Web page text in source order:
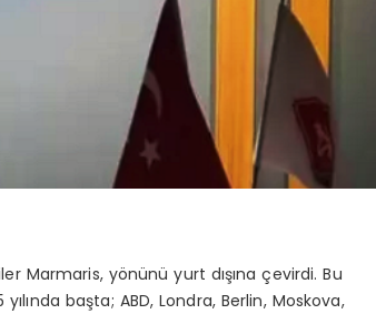
Marmaris, yönünü yurt dışına çevirdi. Bu
başta; ABD, Londra, Berlin, Moskova,